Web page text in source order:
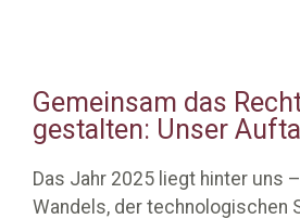
Gemeinsam das
gestalten: Unser
Das Jahr 2025 liegt hinter uns
Wandels, der technologischen